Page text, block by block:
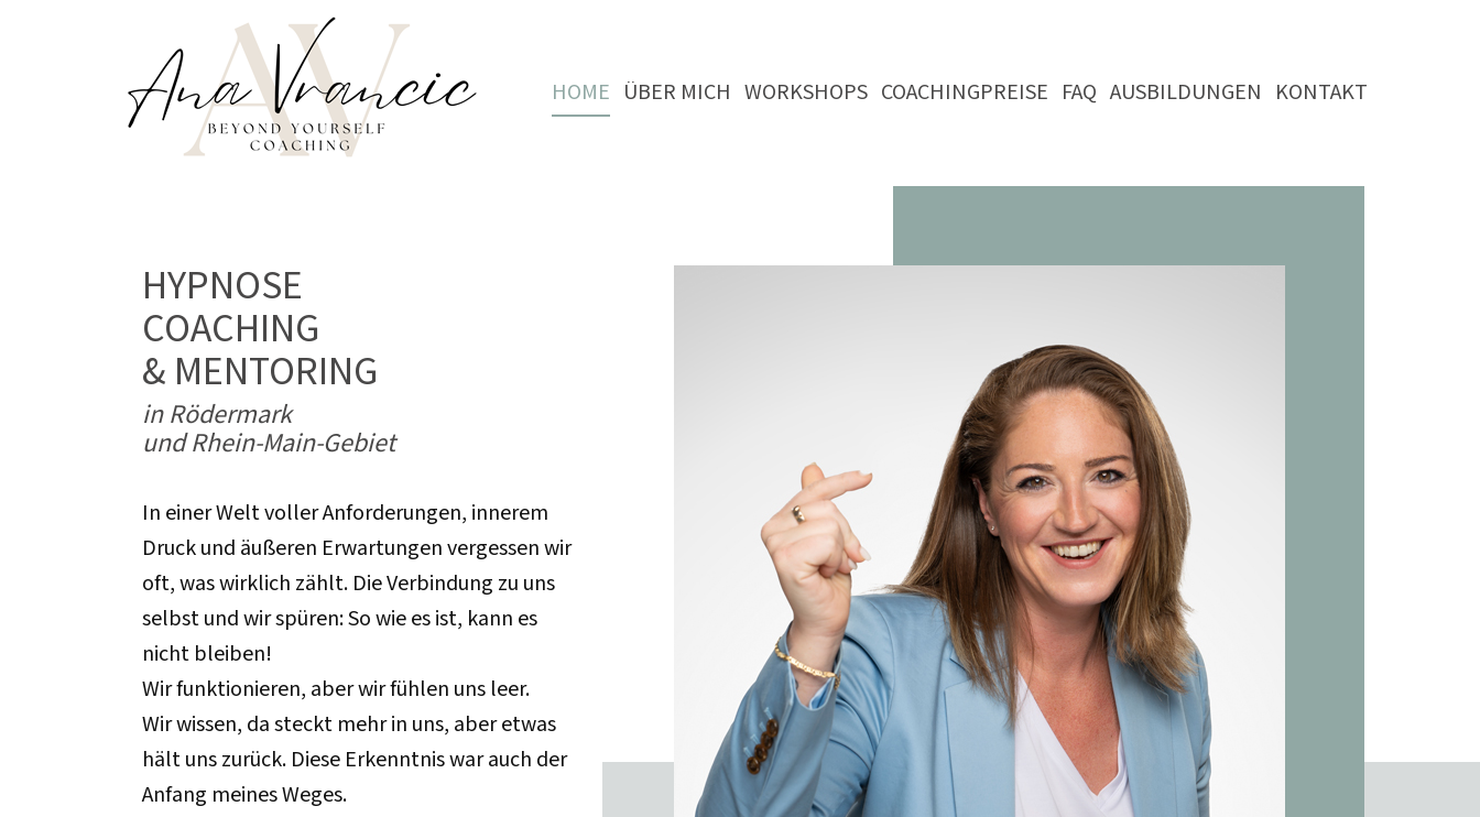
HOME ÜBER MICH WORKSHOPS COACHINGPREISE FAQ AUSBILDUNGEN KONTAKT
HYPNOSE
COACHING
& MENTORING
in Rödermark
und Rhein-Main-Gebiet
In einer Welt voller Anforderungen, innerem
Druck und äußeren Erwartungen vergessen wir
oft, was wirklich zählt. Die Verbindung zu uns
selbst und wir spüren: So wie es ist, kann es
nicht bleiben!
Wir funktionieren, aber wir fühlen uns leer.
Wir wissen, da steckt mehr in uns, aber etwas
hält uns zurück. Diese Erkenntnis war auch der
Anfang meines Weges.